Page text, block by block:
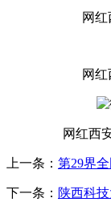
网
网
网红西
上一条： 第29界
下一条： 陕西科